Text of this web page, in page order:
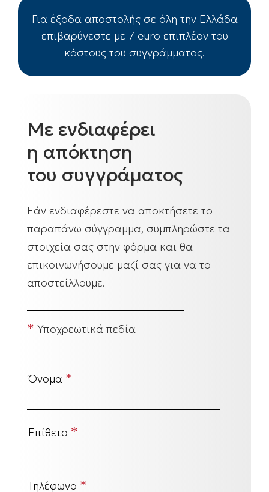
Για έξοδα αποστολής σε όλη την Ελλάδα
επιβαρύνεστε με 7 euro επιπλέον του
κόστους του συγγράμματος.
Με ενδιαφέρει
η απόκτηση
του συγγράματος
Εάν ενδιαφέρεστε να αποκτήσετε το
παραπάνω σύγγραμμα, συμπληρώστε τα
στοιχεία σας στην φόρμα και θα
επικοινωνήσουμε μαζί σας για να το
αποστείλλουμε.
* Υποχρεωτικά πεδία
Όνομα *
Επίθετο *
Τηλέφωνο *